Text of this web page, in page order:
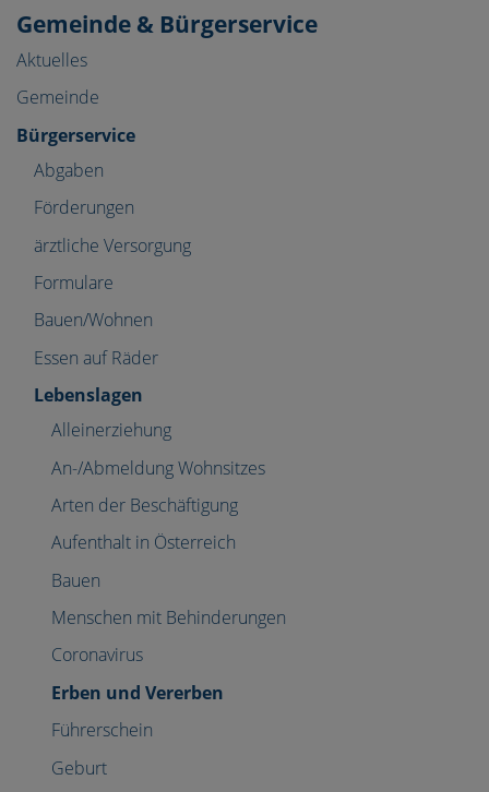
Gemeinde & Bürgerservice
Aktuelles
Gemeinde
Bürgerservice
Abgaben
Förderungen
ärztliche Versorgung
Formulare
Bauen/Wohnen
Essen auf Räder
Lebenslagen
Alleinerziehung
An-/Abmeldung Wohnsitzes
Arten der Beschäftigung
Aufenthalt in Österreich
Bauen
Menschen mit Behinderungen
Coronavirus
Erben und Vererben
Führerschein
Geburt